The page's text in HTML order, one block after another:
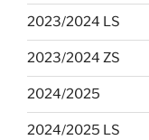
2023/2024 LS
2023/2024 ZS
2024/2025
2024/2025 LS